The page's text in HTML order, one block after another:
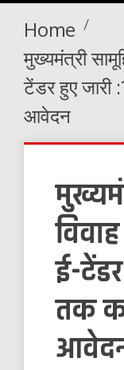
Home
मुख्यमंत्री
टेंडर हुए
आवेदन
ई-
तक